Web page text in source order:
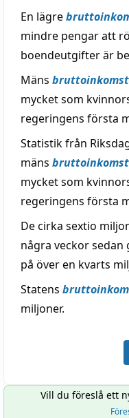
En lägre
mindre pengar att
boendeutgifter är
Mäns bruttoinkomst
mycket som
regeringens första
Statistik från
mäns bruttoinkomst
mycket som
regeringens första
De cirka sextio
några veckor sedan
på över en kvarts
Statens
miljoner.
Vill du föreslå ett